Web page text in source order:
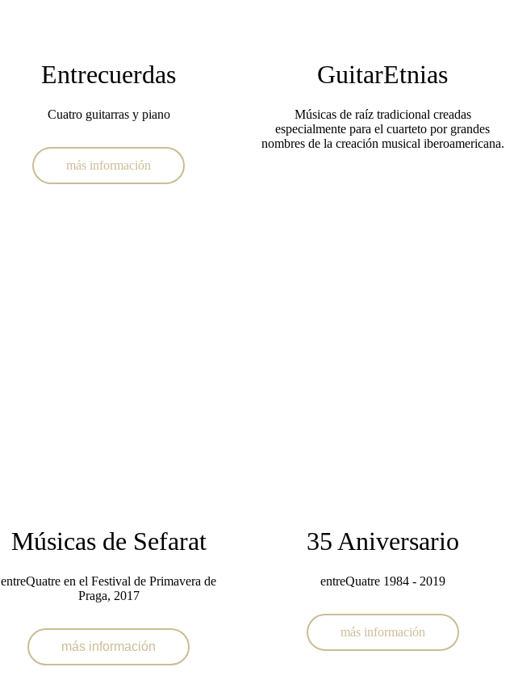
Entrecuerdas
Cuatro guitarras y piano
más información
GuitarEtnias
Músicas de raíz tradicional creadas
especialmente para el cuarteto por grandes
nombres de la creación musical iberoamericana.
Músicas de Sefarat
entreQuatre en el Festival de Primavera de
Praga, 2017
más información
35 Aniversario
entreQuatre 1984 - 2019
más información